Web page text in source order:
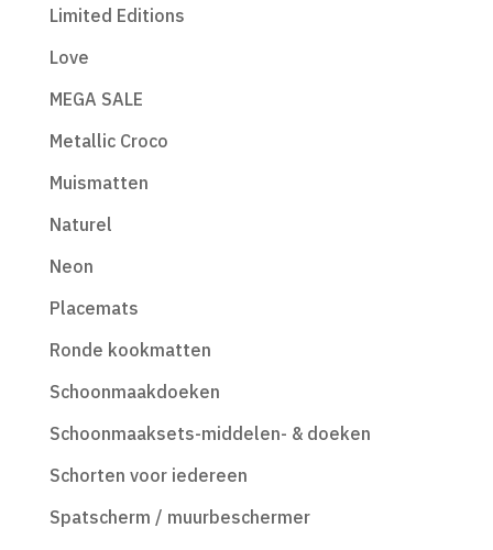
Limited Editions
Love
MEGA SALE
Metallic Croco
Muismatten
Naturel
Neon
Placemats
Ronde kookmatten
Schoonmaakdoeken
Schoonmaaksets-middelen- & doeken
Schorten voor iedereen
Spatscherm / muurbeschermer